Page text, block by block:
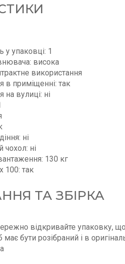
у упаковці: 1
висока
використання
в приміщенні: так
вулиці: ні
ні
чохол: ні
130 кг
100: так
ТА ЗБІРКА
відкривайте упаковку,
бути розібраний і в